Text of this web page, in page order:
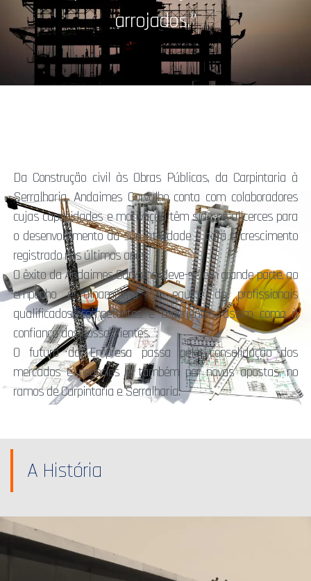
arrojados.”
Da Construção civil às Obras Públicas, da Carpintaria à
Serralharia, Andaimes Carvalho conta com colaboradores
cujas capacidades e motivação têm sido os alicerces para
o desenvolvimento da sua atividade e para o crescimento
registrado nos últimos anos.
O êxito da Andaimes Carvalho, deve-se, em grande parte, ao
empenho e dinamismo da equipe de profissionais
qualificados, competentes e experientes, assim como à
confiança dos nosso clientes.
O futuro da Empresa passa pela consolidação dos
mercados e negócios e também por novas apostas, no
ramos de Carpintaria e Serralharia.
A História